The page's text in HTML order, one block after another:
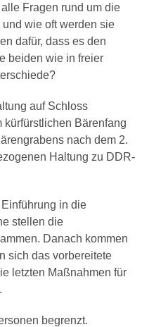
Fragen rund um die
wie oft werden sie
dafür, dass es den
beiden wie in freier
auf Schloss
kürfürstlichen Bärenfang
nach dem 2.
Haltung zu DDR-
in die
stellen die
Danach kommen
sich das vorbereitete
letzten Maßnahmen für
begrenzt.